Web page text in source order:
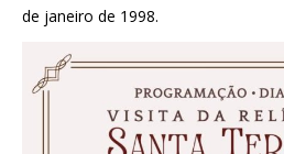
de janeiro de 1998.